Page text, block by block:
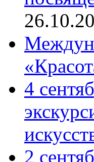
4
2